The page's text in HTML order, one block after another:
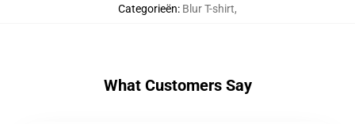
Categorieën: Blur T-shirt,
What Customers Say